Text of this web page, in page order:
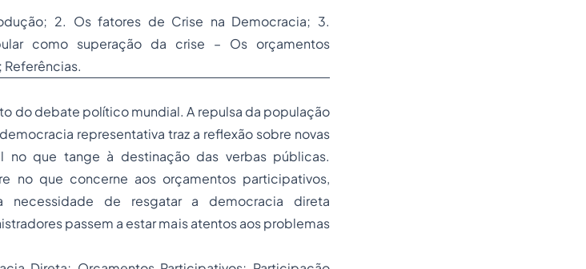
2. Os fatores de Crise na Democracia; 3.
como superação da crise – Os orçamentos
do debate político mundial. A repulsa da população
representativa traz a reflexão sobre novas
que tange à destinação das verbas públicas.
no que concerne aos orçamentos participativos,
necessidade de resgatar a democracia direta
passem a estar mais atentos aos problemas